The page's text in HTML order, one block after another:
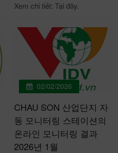
Xem chi tiết: Tại đây.
02/02/2026
CHAU SON 산업단지 자
동 모니터링 스테이션의
온라인 모니터링 결과
2026년 1월